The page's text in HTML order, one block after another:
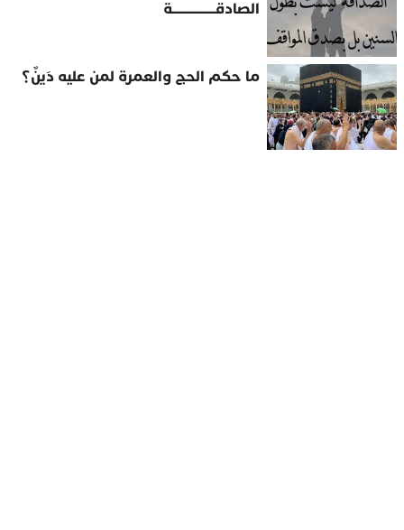
الصادقــــــــــــــــة
ما حكم الحج والعمرة لمن عليه دَينٌ؟